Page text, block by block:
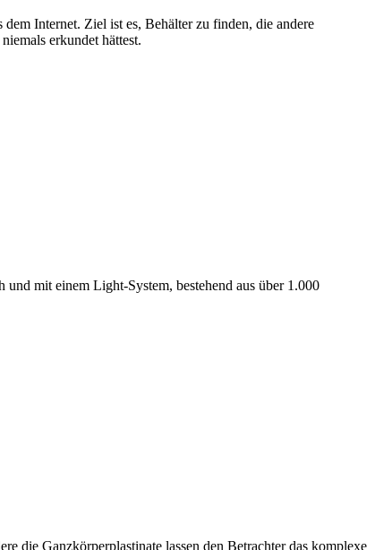
Internet. Ziel ist es, Behälter zu finden, die andere
erkundet hättest.
mit einem Light-System, bestehend aus über 1.000
die Ganzkörperplastinate lassen den Betrachter das komplexe